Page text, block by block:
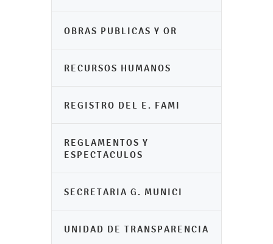
OBRAS PUBLICAS Y OR
RECURSOS HUMANOS
REGISTRO DEL E. FAMI
REGLAMENTOS Y
ESPECTACULOS
SECRETARIA G. MUNICI
UNIDAD DE TRANSPARENCIA